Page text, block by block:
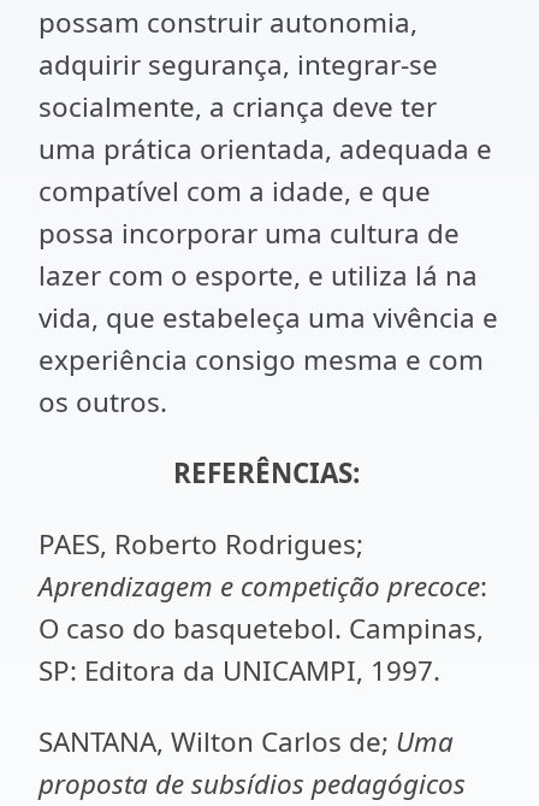
possam construir autonomia,
adquirir segurança, integrar-se
socialmente, a criança deve ter
uma prática orientada, adequada e
compatível com a idade, e que
possa incorporar uma cultura de
lazer com o esporte, e utiliza lá na
vida, que estabeleça uma vivência e
experiência consigo mesma e com
os outros.
REFERÊNCIAS:
PAES, Roberto Rodrigues;
Aprendizagem e competição precoce:
O caso do basquetebol. Campinas,
SP: Editora da UNICAMPI, 1997.
SANTANA, Wilton Carlos de; Uma
proposta de subsídios pedagógicos